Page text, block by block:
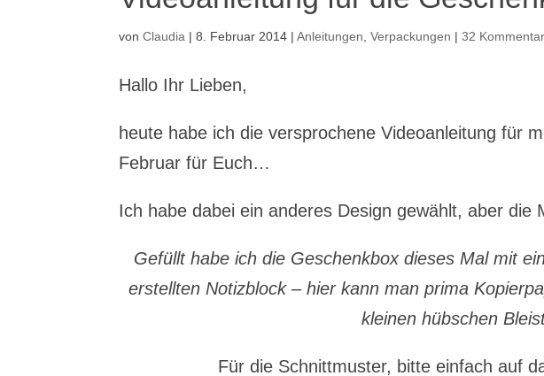
vonClaudia |8. Februar 2014 |Anleitungen ,Verpackungen |32
Hallo Ihr Lieben,
heute habe ich die versprochene Videoanleitung für
Februar für Euch…
Ich habe dabei ein anderes Design gewählt, aber die
Gefüllt habe ich die Geschenkbox dieses Mal mit
erstellten Notizblock – hier kann man prima
kleinen hübschen
Für die Schnittmuster, bitte einfach auf